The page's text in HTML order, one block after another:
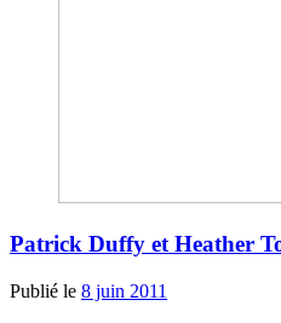
Patrick Duffy et Heather
Publié le 8 juin 2011